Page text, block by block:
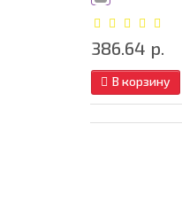
386.64 р.
В корзину